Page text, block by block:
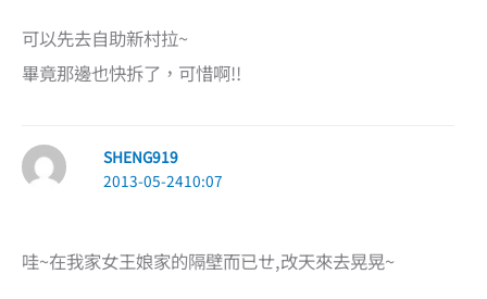
可以先去自助新村拉~
畢竟那邊也快拆了，可惜啊!!
SHENG919
2013-05-2410:07
哇~在我家女王娘家的隔壁而已ㄝ,改天來去晃晃~